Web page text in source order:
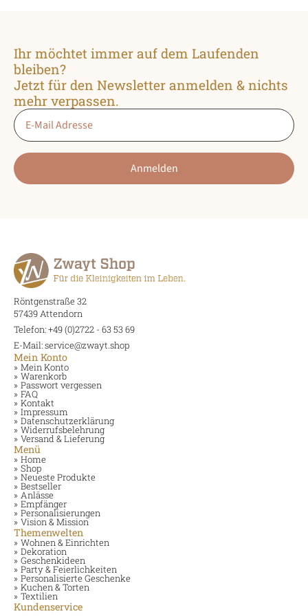
Produktseite
gewählt
werden
Produktseite
gewählt
Ihr möchtet immer auf dem Laufenden
bleiben?
Jetzt für den Newsletter anmelden & nichts
mehr verpassen.
Email
Anmelden
Röntgenstraße 32
57439 Attendorn
Telefon: +49 (0)2722 - 63 53 69
E-Mail: service@zwayt.shop
Mein Konto
Mein Konto
Warenkorb
Passwort vergessen
FAQ
Kontakt
Impressum
Datenschutzerklärung
Widerrufsbelehrung
Versand & Lieferung
Menü
Home
Shop
Neueste Produkte
Bestseller
Anlässe
Empfänger
Personalisierungen
Vision & Mission
Themenwelten
Wohnen & Einrichten
Dekoration
Geschenkideen
Party & Feierlichkeiten
Personalisierte Geschenke
Kuchen & Torten
Textilien
Kundenservice